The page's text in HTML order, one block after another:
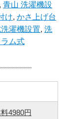
,青山 洗濯機設
け,かさ上げ台
洗濯機設置,洗
ラム式
4980円